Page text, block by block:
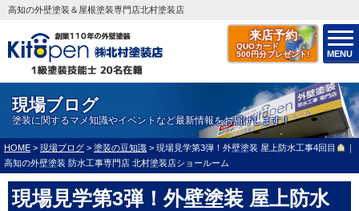
来店予約
QUOカード
500円分プレゼント!
MENU
高知の外壁塗装＆屋根塗装専門店北村塗装店
現場ブログ
塗装に関するマメ知識やイベントなど最新情報をお届けします！
HOME > 現場ブログ > 塗装の豆知識 > 現場見学第3弾！外壁塗装 屋上防水工事4回目
｜
高知の外壁塗装 防水工事専門店 北村塗装店ショールーム
現場見学第3弾！外壁塗装 屋上防水